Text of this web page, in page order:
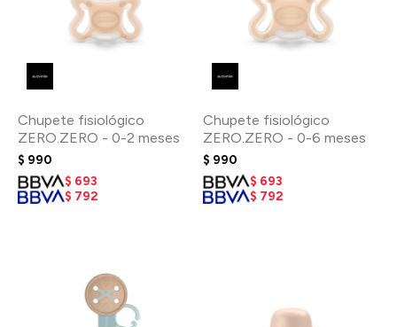
Chupete fisiológico
ZERO.ZERO - 0-2 meses
$ 990
$ 693
$ 792
Chupete fisiológico
ZERO.ZERO - 0-6 meses
$ 990
$ 693
$ 792